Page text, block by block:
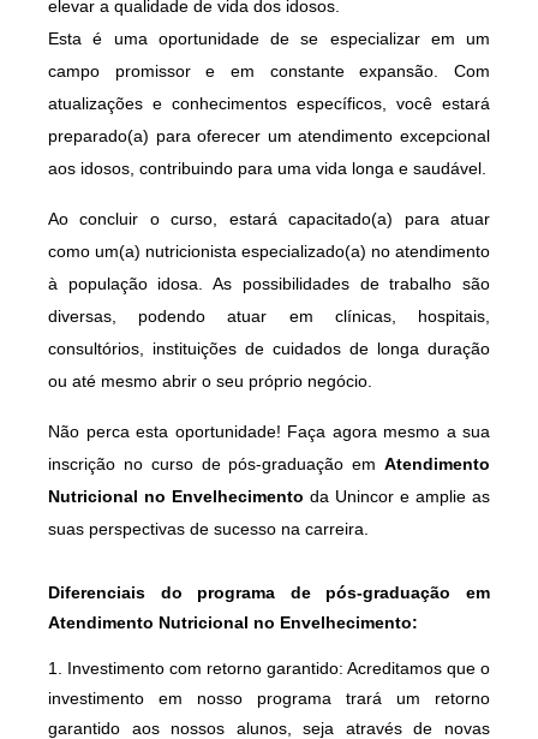
elevar a qualidade de vida dos idosos.
Esta é uma oportunidade de se especializar em um
campo promissor e em constante expansão. Com
atualizações e conhecimentos específicos, você estará
preparado(a) para oferecer um atendimento excepcional
aos idosos, contribuindo para uma vida longa e saudável.
Ao concluir o curso, estará capacitado(a) para atuar
como um(a) nutricionista especializado(a) no atendimento
à população idosa. As possibilidades de trabalho são
diversas, podendo atuar em clínicas, hospitais,
consultórios, instituições de cuidados de longa duração
ou até mesmo abrir o seu próprio negócio.
Não perca esta oportunidade! Faça agora mesmo a sua
inscrição no curso de pós-graduação em Atendimento
Nutricional no Envelhecimento da Unincor e amplie as
suas perspectivas de sucesso na carreira.
Diferenciais do programa de pós-graduação em
Atendimento Nutricional no Envelhecimento:
1. Investimento com retorno garantido: Acreditamos que o
investimento em nosso programa trará um retorno
garantido aos nossos alunos, seja através de novas